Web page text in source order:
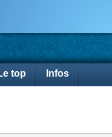
top Infos